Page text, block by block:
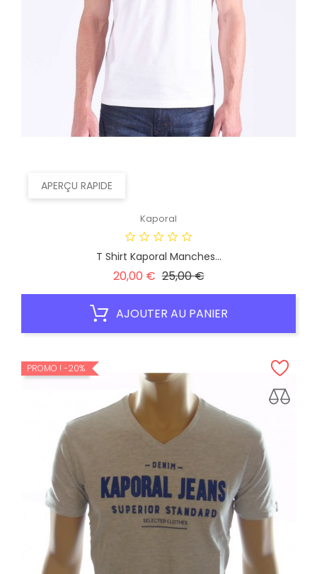
APERÇU RAPIDE
Kaporal
T Shirt Kaporal Manches...
20,00 € Prix
25,00 €Prix
AJOUTER AU PANIER
PROMO ! -20%